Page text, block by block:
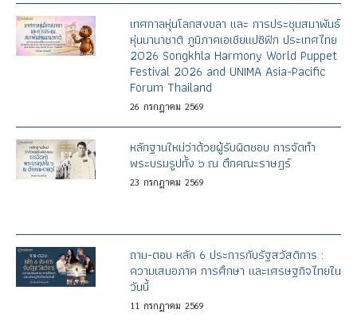
เทศกาลหุ่นโลกสงขลา และ การประชุมสมาพันธ์
หุ่นนานาชาติ ภูมิภาคเอเชียแปซิฟิก ประเทศไทย
2026 Songkhla Harmony World Puppet
Festival 2026 and UNIMA Asia-Pacific
Forum Thailand
26 กรกฎาคม 2569
หลักฐานใหม่ว่าด้วยผู้รับผิดชอบ การจัดทำ
พระบรมรูปทั้ง ๖ ณ ตึกคณะราษฎร์
23 กรกฎาคม 2569
ถาม-ตอบ หลัก 6 ประการกับรัฐสวัสดิการ :
ความเสมอภาค การศึกษา และเศรษฐกิจไทยใน
วันนี้
11 กรกฎาคม 2569